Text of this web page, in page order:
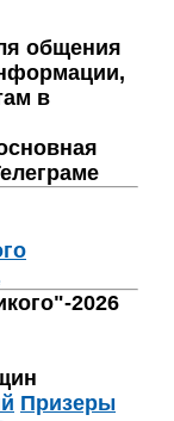
общения
в
2026
Призеры